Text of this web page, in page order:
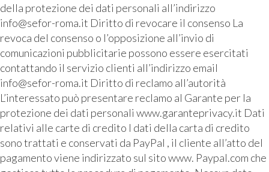
della protezione dei dati personali all’indirizzo
info@sefor-roma.it Diritto di revocare il consenso La
revoca del consenso o l’opposizione all’invio di
comunicazioni pubblicitarie possono essere esercitati
contattando il servizio clienti all’indirizzo email
info@sefor-roma.it Diritto di reclamo all’autorità
L’interessato può presentare reclamo al Garante per la
protezione dei dati personali www.garanteprivacy.it Dati
relativi alle carte di credito I dati della carta di credito
sono trattati e conservati da PayPal , il cliente all’atto del
pagamento viene indirizzato sul sito www. Paypal.com che